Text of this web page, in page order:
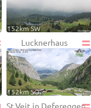
152km SW
Lucknerhaus
152km SO
St.Veit in Defereggen